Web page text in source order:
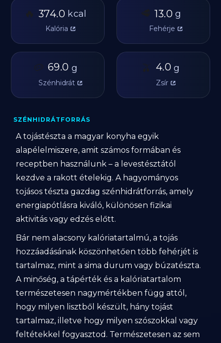
🔥 374.0 kcal
Kalória
🥩 13.0 g
Fehérje
🥔 69.0 g
Szénhidrát
🫒 4.0 g
Zsír
SZÉNHIDRÁTFORRÁS
A tojástészta a magyar konyha egyik
alapélelmiszere, amit számos formában és
receptben használunk – a levestésztától
kezdve a rakott ételekig. A hagyományos
tojásos tészta gazdag szénhidrátforrás, amely
energiapótlásra kiváló, különösen fizikai
aktivitás vagy edzés előtt.
Bár nem alacsony kalóriatartalmú, a tojás
hozzáadásának köszönhetően több fehérjét is
tartalmaz, mint a sima durum vagy búzatészta.
A minőség, a tápérték és a kalóriatartalom
természetesen nagymértékben függ attól,
hogy milyen lisztből készült, hány tojást
tartalmaz, illetve hogy milyen szószokkal vagy
feltétekkel fogyasztod. Természetesen az sem